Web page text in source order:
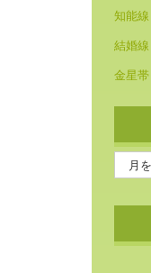
知能線
結婚線
金星帯